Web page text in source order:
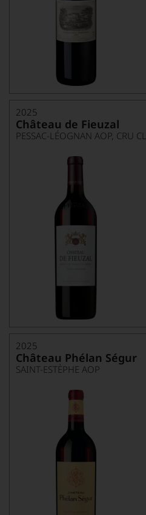
2025
Château de Fieuzal
PESSAC-LÉOGNAN AOP, CRU
2025
Château Phélan Ségur
SAINT-ESTÈPHE AOP